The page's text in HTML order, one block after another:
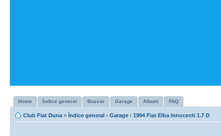
Home Índice general Buscar Garage Album FAQ
Club Fiat Duna » Índice general ‹ Garage ‹ 1994 Fiat Elba Innocenti 1.7 D